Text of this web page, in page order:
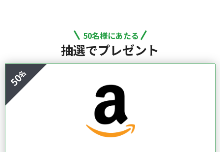
50名様にあたる
抽選でプレゼント
50